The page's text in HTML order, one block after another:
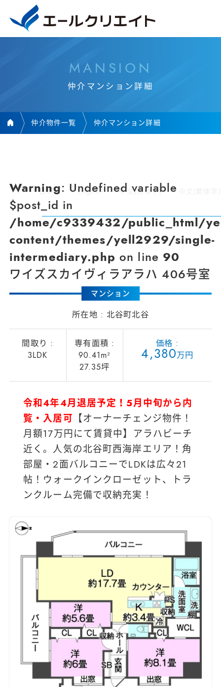
日本語 English 中文(简体字)
仲介 マ ン シ ョ ン詳細
MAN SI O N
仲介物件一覧 仲介マンション詳細
マンション
Warning: Undefined variable
$post_id in
/home/c9339432/public_html/
content/themes/yell2929/single-
intermediary.php on line 90
ワイズスカイヴィラアラハ 406号室
北谷町北谷
3LDK
90.41m²
27.35坪
4,380万円
令和4年4月退居予定！5月中旬から内
覧・入居可 【オーナーチェンジ物件！
月額17万円にて賃貸中】アラハビーチ
近く。人気の北谷町西海岸エリア！角
部屋・2面バルコニーでLDKは広々21
帖！ウォークインクローゼット、トラ
ンクルーム完備で収納充実！